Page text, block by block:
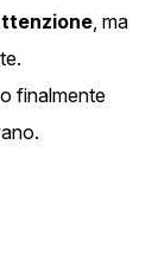
, ma
finalmente